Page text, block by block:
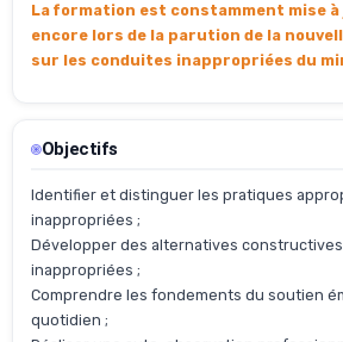
La formation est constamment mise
encore lors de la parution de la
sur les conduites inappropriées du
Objectifs
Identifier et distinguer les pratiques
inappropriées ;
Développer des alternatives
inappropriées ;
Comprendre les fondements du soutien
quotidien ;